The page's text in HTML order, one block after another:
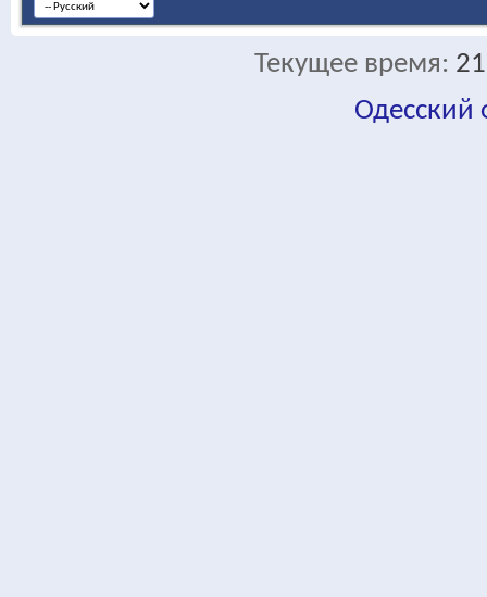
Текущее время:
Одесский